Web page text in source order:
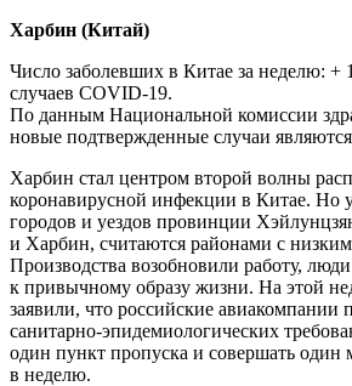
Харбин (Китай)
Число заболевших в Китае за неделю: +
случаев COVID-19.
По данным Национальной комиссии
новые подтвержденные случаи
Харбин стал центром второй волны
коронавирусной инфекции в Китае. Но
городов и уездов провинции
и Харбин, считаются районами с
Производства возобновили работу,
к привычному образу жизни. На этой
заявили, что российские авиакомпании
санитарно-эпидемиологических
один пункт пропуска и совершать
в неделю.